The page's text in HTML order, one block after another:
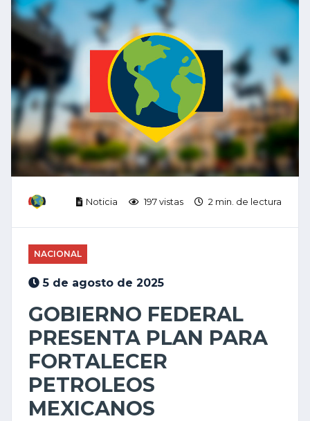
Noticia 197 vistas 2 min. de lectura
NACIONAL
5 de agosto de 2025
GOBIERNO FEDERAL
PRESENTA PLAN PARA
FORTALECER
PETROLEOS
MEXICANOS